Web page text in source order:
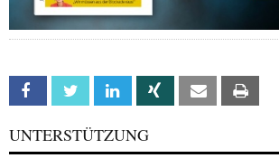
Facebook Twitter Linkedin Xing Email
UNTERSTÜTZUNG